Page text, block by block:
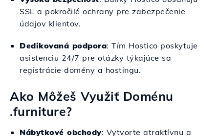
SSL a pokročilé ochrany pre zabezpečenie
údajov klientov.
Dedikovaná podpora: Tím Hostico poskytuje
asistenciu 24/7 pre otázky týkajúce sa
registrácie domény a hostingu.
Ako Môžeš Využiť Doménu
.furniture?
Nábytkové obchody: Vytvorte atraktívnu a